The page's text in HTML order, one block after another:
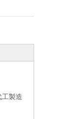
工製造